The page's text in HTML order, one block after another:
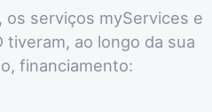
os serviços myServices e
tiveram, ao longo da sua
financiamento: